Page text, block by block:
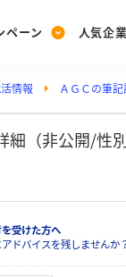
ペーン
する
人気企
キングを見る
する
の企業特集
情報 ＡＧＣの筆
細（非公開/性
受けた方へ
ドバイスを残しません